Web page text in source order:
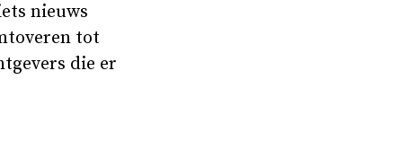
nieuws
tot
die er